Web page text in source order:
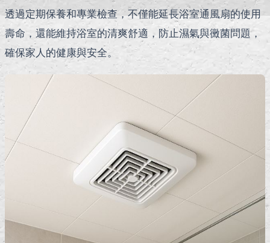
透過定期保養和專業檢查，不僅能延長浴室通風扇的使用
壽命，還能維持浴室的清爽舒適，防止濕氣與黴菌問題，
確保家人的健康與安全。